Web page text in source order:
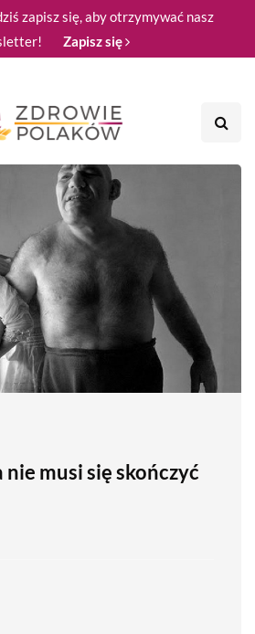
zapisz się, aby otrzymywać nasz
Zapisz się
musi się skończyć